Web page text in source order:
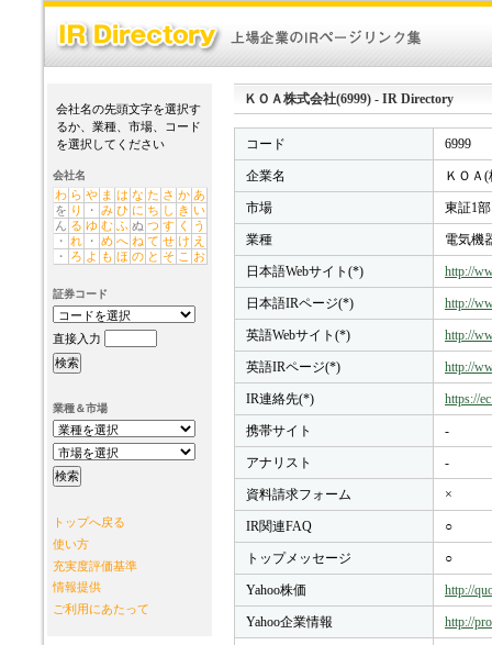
会社名の先頭文字を選択す
るか、業種、市場、コード
を選択してください
会社名
わ ら や ま は な た さ か あ
を り ・ み ひ に ち し き い
ん る ゆ む ふ ぬ つ す く
う
・ れ ・ め へ ね て せ け え
・
ろ よ も ほ の と そ こ お
証券コード
直接入力
業種＆市場
トップへ戻る
使い方
充実度評価基準
情報提供
ご利用にあたって
ＫＯＡ株式会社(6999) - IR Directory
コード 6999
企業名 ＫＯＡ(
市場 東証1部
業種 電気機
日本語Webサイト(*) http://
日本語IRページ(*) http://
英語Webサイト(*) http://
英語IRページ(*) http://
IR連絡先(*) https://
携帯サイト -
アナリスト -
資料請求フォーム ×
IR関連FAQ ○
トップメッセージ ○
Yahoo株価 http://
Yahoo企業情報 http://